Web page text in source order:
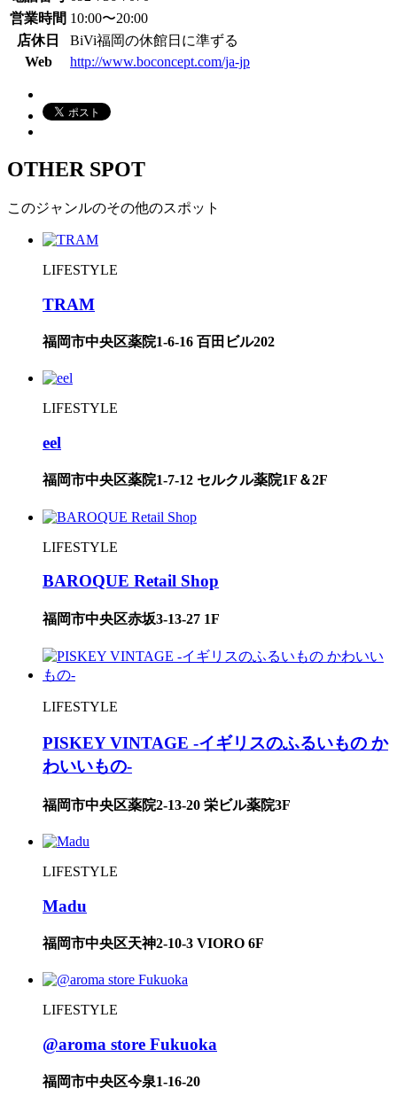
営業時間 10:00〜20:00
店休日
BiVi福岡の休館日に準ずる
Web
http://www.boconcept.com/ja-jp
OTHER SPOT
このジャンルのその他のスポット
LIFESTYLE
TRAM
福岡市中央区薬院1-6-16 百田ビル202
LIFESTYLE
eel
福岡市中央区薬院1-7-12 セルクル薬院1F＆2F
LIFESTYLE
BAROQUE Retail Shop
福岡市中央区赤坂3-13-27 1F
LIFESTYLE
PISKEY VINTAGE -イギリスのふるいもの か
わいいもの-
福岡市中央区薬院2-13-20 栄ビル薬院3F
LIFESTYLE
Madu
福岡市中央区天神2-10-3 VIORO 6F
LIFESTYLE
@aroma store Fukuoka
福岡市中央区今泉1-16-20